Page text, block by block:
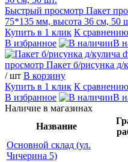
Быстрый просмотр Пакет
75*135 мм, высота 36 см, 50
Купить в 1 клик К сравнению
В избранное
В
просмотр Пакет б/рисунка
/ шт В корзину
Купить в 1 клик К сравнению
В избранное
В
Наличие в магазинах
Название
Основной склад (ул.
Чичерина 5)